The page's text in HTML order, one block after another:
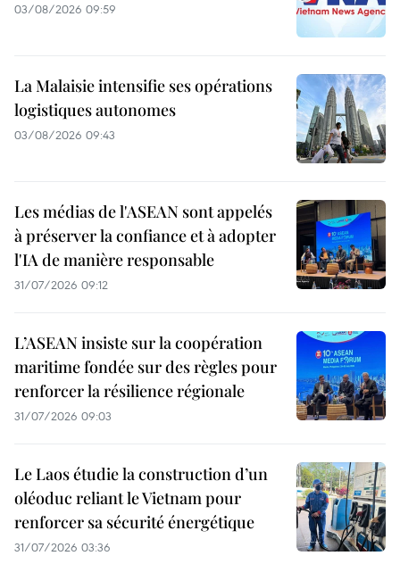
03/08/2026 09:59
La Malaisie intensifie ses opérations
logistiques autonomes
03/08/2026 09:43
Les médias de l'ASEAN sont appelés
à préserver la confiance et à adopter
l'IA de manière responsable
31/07/2026 09:12
L’ASEAN insiste sur la coopération
maritime fondée sur des règles pour
renforcer la résilience régionale
31/07/2026 09:03
Le Laos étudie la construction d’un
oléoduc reliant le Vietnam pour
renforcer sa sécurité énergétique
31/07/2026 03:36